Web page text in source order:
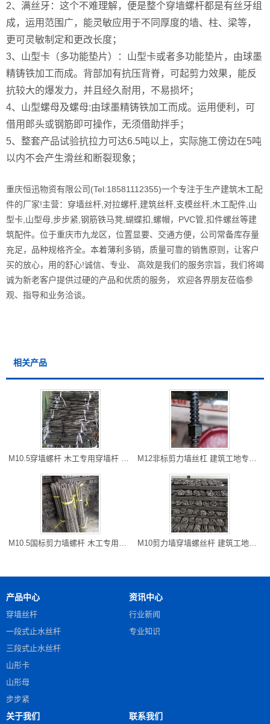
2、满丝牙：这个不难理解，便是整个穿墙螺杆都是有丝牙组
成，运用范围广，能灵敏应用于不同厚度的墙、柱、梁等，
更可灵敏制定和更改长度；
3、山型卡（多功能垫片）：山型卡或者多功能垫片，由球墨
精铸铁加工而成。背部加有抗压背脊，可起剪力效果，能反
抗较大的爆发力，并且经久耐用，不易损坏；
4、山型螺母及螺母:由球墨精铸铁加工而成。运用便利，可
借用郎头或钢筋即可操作，无须借助拌手；
5、整套产品试验抗拉力可达6.5吨以上，实际施工傍边在5吨
以内不会产生滑丝和断裂现象；
重庆恒迅物资有限公司(Tel:18581112355)一个专注于生产建筑木工配
件的厂家!主营：穿墙丝杆,对拉螺杆,建筑丝杆,支模丝杆,木工配件,山
型卡,山型母,步步紧,钢筋铁马凳,蝴蝶扣,螺帽，PVC管,扣件螺丝等建
筑配件。位于重庆市九龙区，位置显要、交通方便，公司常备库存量
充足，品种规格齐全。本着薄利多销，质量可靠的销售原则，让客户
买的放心，用的舒心!诚信、专业、 高效是我们的服务宗旨，我们将竭
诚为新老客户提供过硬的产品和优质的服务， 欢迎各界朋友莅临参
观、指导和业务洽谈。
相关产品
M10.5穿墙螺杆 木工专用穿墙杆 开县厂家直销 长度可以切割 M12非标剪力墙丝杠 建筑工地专用防水对拉粗牙穿墙螺栓 雅安现货
M10.5国标剪力墙螺杆 木工专用对拉螺杆 万州区螺杆厂家 可以走专 M10剪力墙穿墙螺丝杆 建筑工地常用 铜梁批发 可以专车到工地
产品中心
穿墙丝杆
一段式止水丝杆
三段式止水丝杆
山形卡
山形母
步步紧
资讯中心
行业新闻
专业知识
关于我们 联系我们